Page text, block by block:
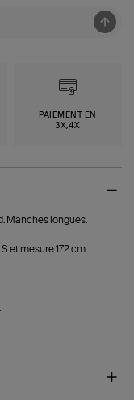
PAIEMENT EN
3X,4X
Manches longues.
et mesure 172 cm.